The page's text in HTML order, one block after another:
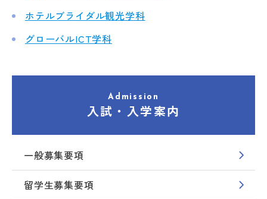
ホテルブライダル観光学科
グローバルICT学科
Admission
入試・入学案内
一般募集要項
留学生募集要項